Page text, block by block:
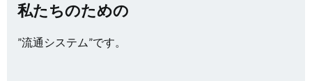
私たちのための
”流通システム”です。